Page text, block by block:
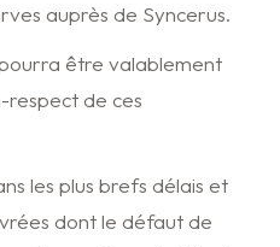
auprès de Syncerus.
être valablement
respect de ces
les plus brefs délais et
dont le défaut de